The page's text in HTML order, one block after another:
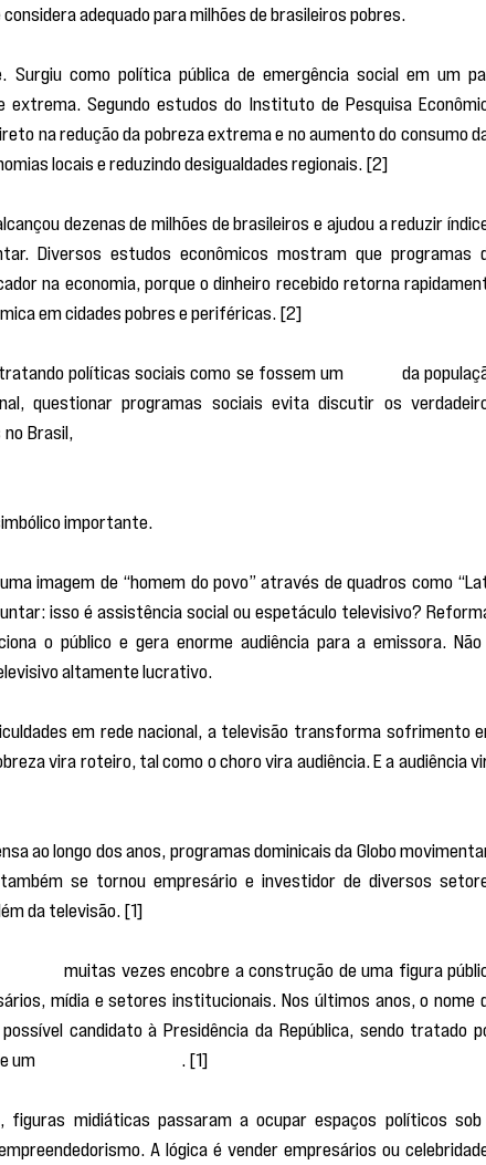
adequado para milhões de brasileiros pobres.
Surgiu como política pública de emergência social em um
extrema. Segundo estudos do Instituto de Pesquisa
na redução da pobreza extrema e no aumento do consumo
locais e reduzindo desigualdades regionais. [2]
dezenas de milhões de brasileiros e ajudou a reduzir
Diversos estudos econômicos mostram que programas
na economia, porque o dinheiro recebido retorna
em cidades pobres e periféricas. [2]
políticas sociais como se fossem um
da
questionar programas sociais evita discutir os
Brasil,
importante.
imagem de “homem do povo” através de quadros como
isso é assistência social ou espetáculo televisivo?
o público e gera enorme audiência para a emissora.
altamente lucrativo.
em rede nacional, a televisão transforma sofrimento
vira roteiro, tal como o choro vira audiência. E a audiência
ao longo dos anos, programas dominicais da Globo
se tornou empresário e investidor de diversos
da televisão. [1]
muitas vezes encobre a construção de uma figura
mídia e setores institucionais. Nos últimos anos, o nome
candidato à Presidência da República, sendo tratado
um
. [1]
figuras midiáticas passaram a ocupar espaços políticos
A lógica é vender empresários ou